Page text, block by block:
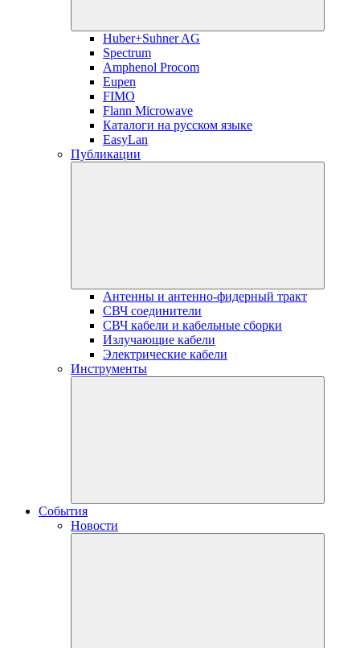
Huber+Suhner AG
Spectrum
Amphenol Procom
Eupen
FIMO
Flann Microwave
Каталоги на русском языке
EasyLan
Публикации
Антенны и антенно-фидерный тракт
СВЧ соединители
СВЧ кабели и кабельные сборки
Излучающие кабели
Электрические кабели
Инструменты
События
Новости